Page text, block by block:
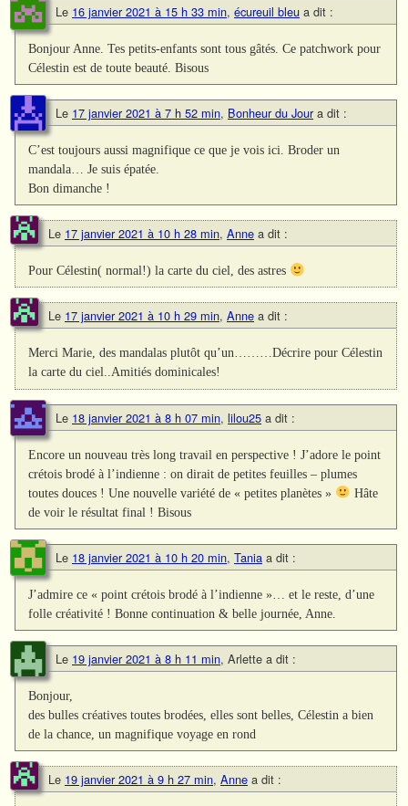
Le 16 janvier 2021 à 15 h 33 min, écureuil bleu a dit :
Bonjour Anne. Tes petits-enfants sont tous gâtés. Ce patchwork pour
Célestin est de toute beauté. Bisous
Le 17 janvier 2021 à 7 h 52 min, Bonheur du Jour a dit :
C’est toujours aussi magnifique ce que je vois ici. Broder un
mandala… Je suis épatée.
Bon dimanche !
Le 17 janvier 2021 à 10 h 28 min, Anne a dit :
Pour Célestin( normal!) la carte du ciel, des astres
Le 17 janvier 2021 à 10 h 29 min, Anne a dit :
Merci Marie, des mandalas plutôt qu’un………Décrire pour Célestin
la carte du ciel..Amitiés dominicales!
Le 18 janvier 2021 à 8 h 07 min, lilou25 a dit :
Encore un nouveau très long travail en perspective ! J’adore le point
crétois brodé à l’indienne : on dirait de petites feuilles – plumes
toutes douces ! Une nouvelle variété de « petites planètes »
Hâte
de voir le résultat final ! Bisous
Le 18 janvier 2021 à 10 h 20 min, Tania a dit :
J’admire ce « point crétois brodé à l’indienne »… et le reste, d’une
folle créativité ! Bonne continuation & belle journée, Anne.
Le 19 janvier 2021 à 8 h 11 min, Arlette a dit :
Bonjour,
des bulles créatives toutes brodées, elles sont belles, Célestin a bien
de la chance, un magnifique voyage en rond
Le 19 janvier 2021 à 9 h 27 min, Anne a dit :